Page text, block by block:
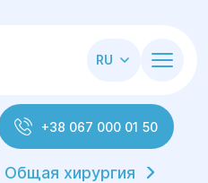
RU
+38 067 000 01 50
Общая хирургия